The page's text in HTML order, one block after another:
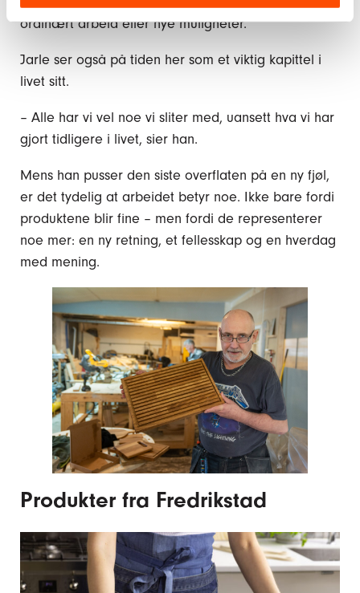
ordinært arbeid eller nye muligheter.
Jarle ser også på tiden her som et viktig kapittel i
livet sitt.
– Alle har vi vel noe vi sliter med, uansett hva vi har
gjort tidligere i livet, sier han.
Mens han pusser den siste overflaten på en ny fjøl,
er det tydelig at arbeidet betyr noe. Ikke bare fordi
produktene blir fine – men fordi de representerer
noe mer: en ny retning, et fellesskap og en hverdag
med mening.
Produkter fra Fredrikstad